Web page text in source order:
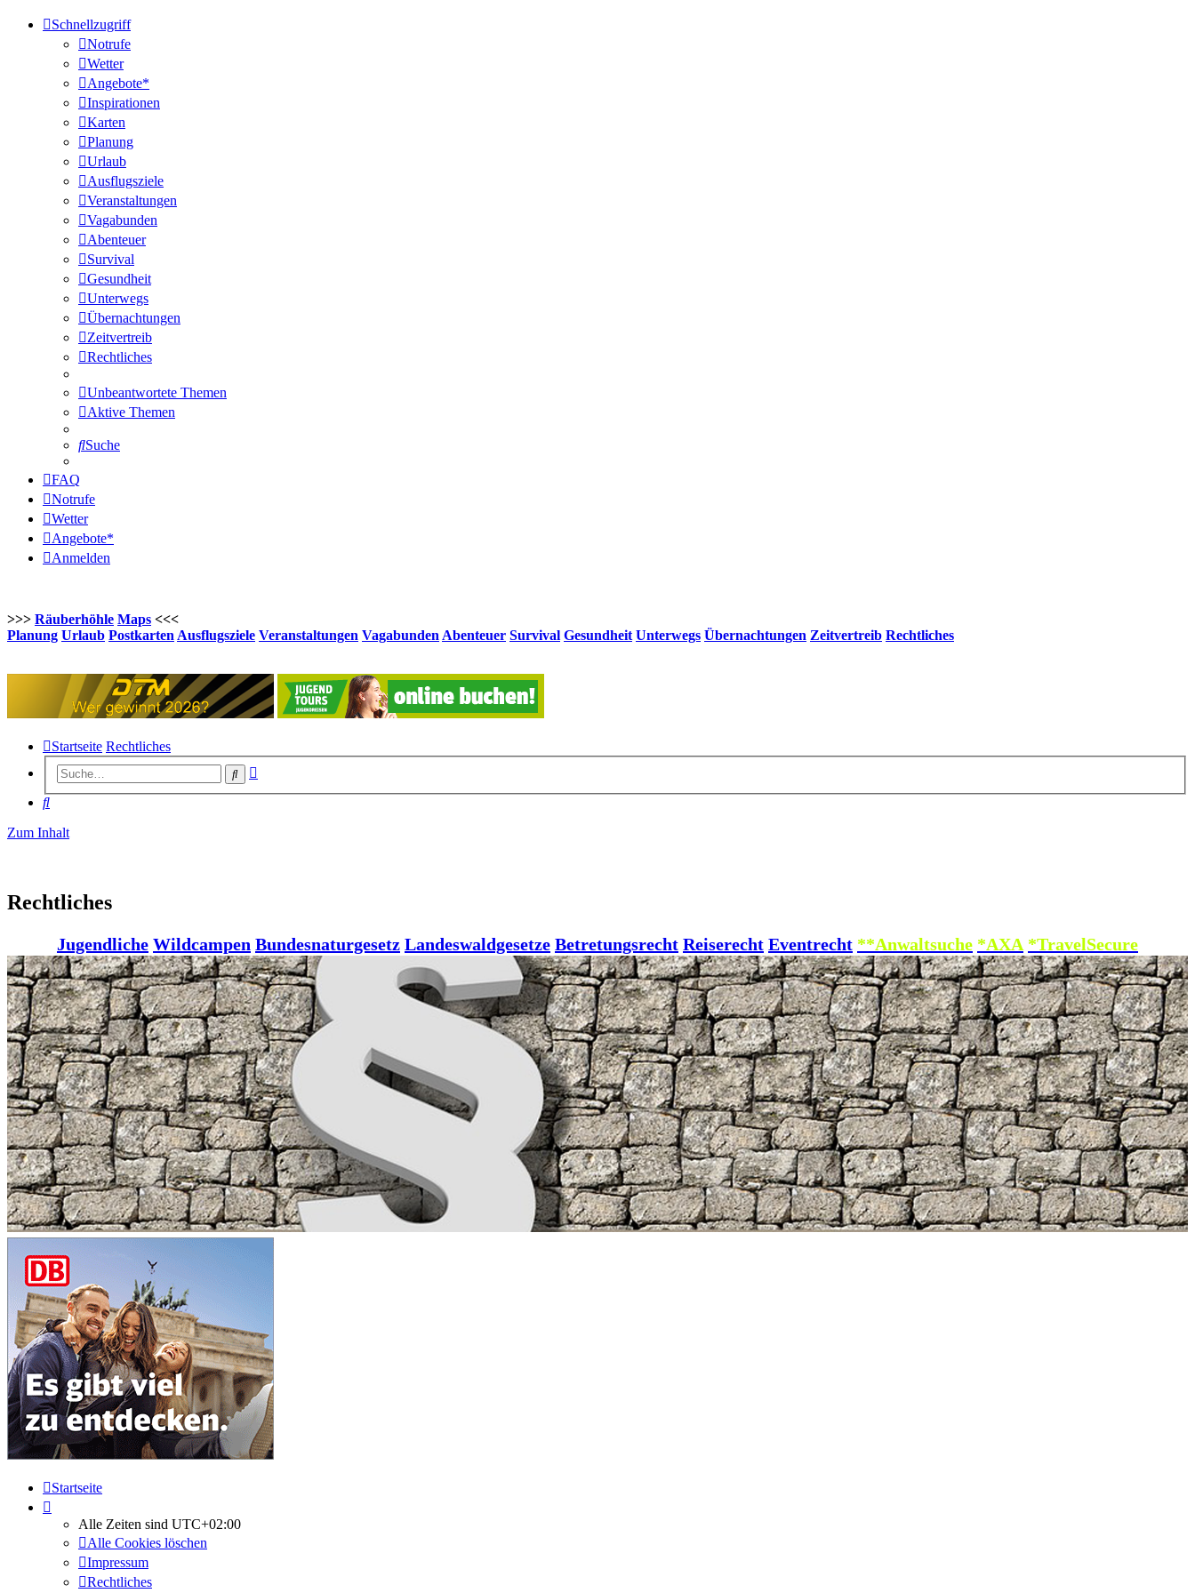
Schnellzugriff
Notrufe
Wetter
Angebote*
Inspirationen
Karten
Planung
Urlaub
Ausflugsziele
Veranstaltungen
Vagabunden
Abenteuer
Survival
Gesundheit
Unterwegs
Übernachtungen
Zeitvertreib
Rechtliches
Unbeantwortete Themen
Aktive Themen
Suche
FAQ
Notrufe
Wetter
Angebote*
Anmelden
>>> Räuberhöhle Maps <<<
Planung Urlaub Postkarten Ausflugsziele Veranstaltungen Vagabunden Abenteuer Survival Gesundheit Unterwegs Übernachtungen Zeitvertreib Rechtliches
Startseite Rechtliches
Suche
Suche
Zum Inhalt
Rechtliches
Jugendliche Wildcampen Bundesnaturgesetz Landeswaldgesetze Betretungsrecht Reiserecht Eventrecht **Anwaltsuche *AXA *TravelSecure
Startseite
Alle Zeiten sind UTC+02:00
Alle Cookies löschen
Impressum
Rechtliches